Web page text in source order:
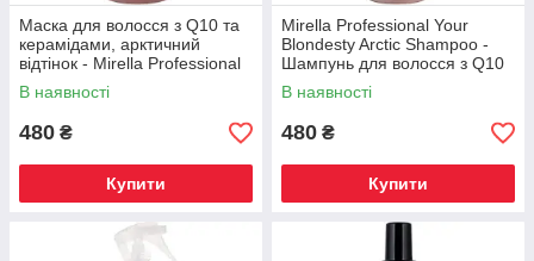
Маска для волосся з Q10 та
керамідами, арктичний
відтінок - Mirella Professional
Your Blondesty Arctic Mask
В наявності
480 ₴
Купити
Mirella Professional Your
Blondesty Arctic Shampoo -
Шампунь для волосся з Q10
та керамідами
В наявності
480 ₴
Купити